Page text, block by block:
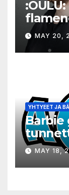
MAY 20,
YHTYEET JA
Barbie
MAY 18,